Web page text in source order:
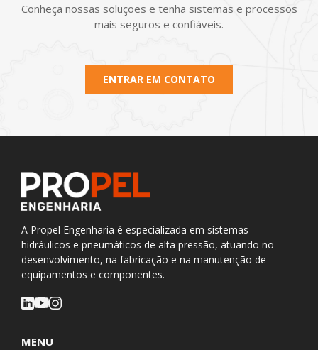
Conheça nossas soluções e tenha sistemas e processos
mais seguros e confiáveis.
ENTRAR EM CONTATO
A Propel Engenharia é especializada em sistemas
hidráulicos e pneumáticos de alta pressão, atuando no
desenvolvimento, na fabricação e na manutenção de
equipamentos e componentes.
MENU